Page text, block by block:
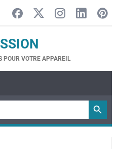
POUR VOTRE APPAREIL